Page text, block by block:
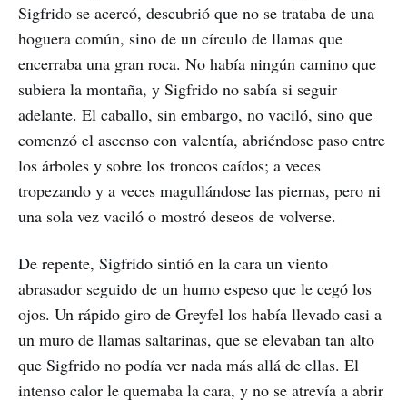
Sigfrido se acercó, descubrió que no se trataba de una
hoguera común, sino de un círculo de llamas que
encerraba una gran roca. No había ningún camino que
subiera la montaña, y Sigfrido no sabía si seguir
adelante. El caballo, sin embargo, no vaciló, sino que
comenzó el ascenso con valentía, abriéndose paso entre
los árboles y sobre los troncos caídos; a veces
tropezando y a veces magullándose las piernas, pero ni
una sola vez vaciló o mostró deseos de volverse.
De repente, Sigfrido sintió en la cara un viento
abrasador seguido de un humo espeso que le cegó los
ojos. Un rápido giro de Greyfel los había llevado casi a
un muro de llamas saltarinas, que se elevaban tan alto
que Sigfrido no podía ver nada más allá de ellas. El
intenso calor le quemaba la cara, y no se atrevía a abrir